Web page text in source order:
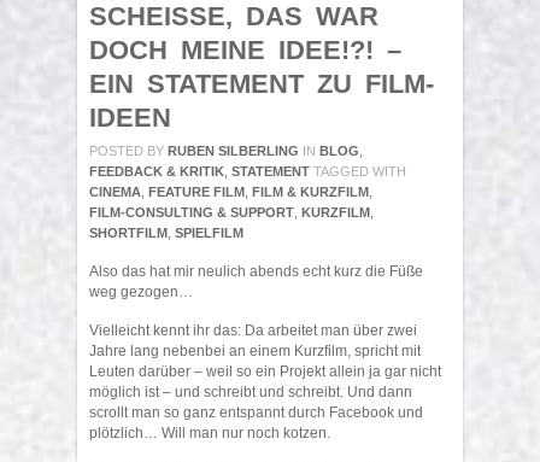
SCHEISSE, DAS WAR D
OCH MEINE IDEE!?! – E
IN STATEMENT ZU FILM-I
DEEN
POSTED BY RUBEN SILBERLING IN BLOG
FEEDBACK & KRITIK STATEMENT TAGGED WITH
CINEMA FEATURE FILM FILM & KURZFILM
FILM-CONSULTING & SUPPORT KURZFILM
SHORTFILM SPIELFILM
Also das hat mir neulich abends echt kurz die Füße
weg gezogen…
Vielleicht kennt ihr das: Da arbeitet man über zwei
Jahre lang nebenbei an einem Kurzfilm, spricht mit
Leuten darüber – weil so ein Projekt allein ja gar nicht
möglich ist – und schreibt und schreibt. Und dann
scrollt man so ganz entspannt durch Facebook und
plötzlich… Will man nur noch kotzen.